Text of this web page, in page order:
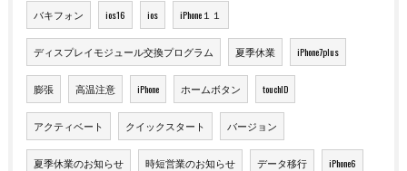
バキフォン ios16 ios iPhone１１
ディスプレイモジュール交換プログラム 夏季休業 iPhone7plus
膨張 高温注意 iPhone ホームボタン touchID
アクティベート クイックスタート バージョン
夏季休業のお知らせ 時短営業のお知らせ データ移行 iPhone6